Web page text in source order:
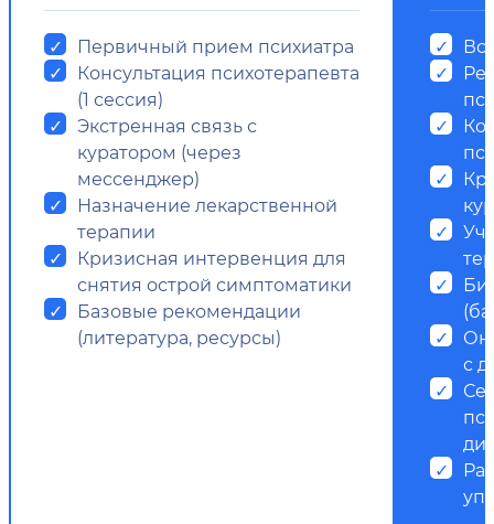
Первичный прием психиатра
Консультация психотерапевта
(1 сессия)
Экстренная связь с
куратором (через
мессенджер)
Назначение лекарственной
терапии
Кризисная интервенция для
снятия острой симптоматики
Базовые рекомендации
(литература, ресурсы)
с